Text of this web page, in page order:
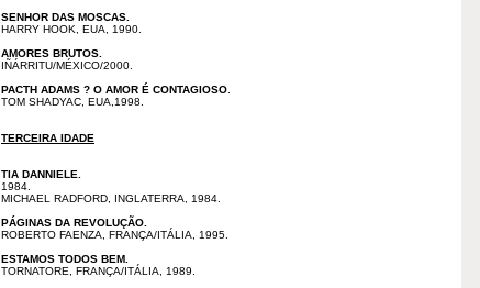
SENHOR DAS MOSCAS.
HARRY HOOK, EUA, 1990.
AMORES BRUTOS.
IÑÁRRITU/MÉXICO/2000.
PACTH ADAMS ? O AMOR É CONTAGIOSO
TOM SHADYAC, EUA,1998.
TERCEIRA IDADE
TIA DANNIELE.
1984.
MICHAEL RADFORD, INGLATERRA, 1984.
PÁGINAS DA REVOLUÇÃO.
ROBERTO FAENZA, FRANÇA/ITÁLIA, 1995.
ESTAMOS TODOS BEM.
TORNATORE, FRANÇA/ITÁLIA, 1989.